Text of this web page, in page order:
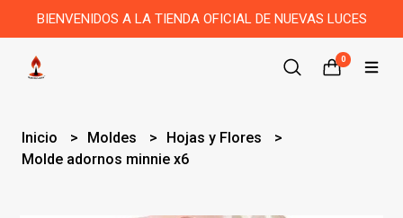
BIENVENIDOS A LA TIENDA OFICIAL DE NUEVAS LUCES
0
Inicio Moldes
Hojas y Flores
Molde adornos minnie x6